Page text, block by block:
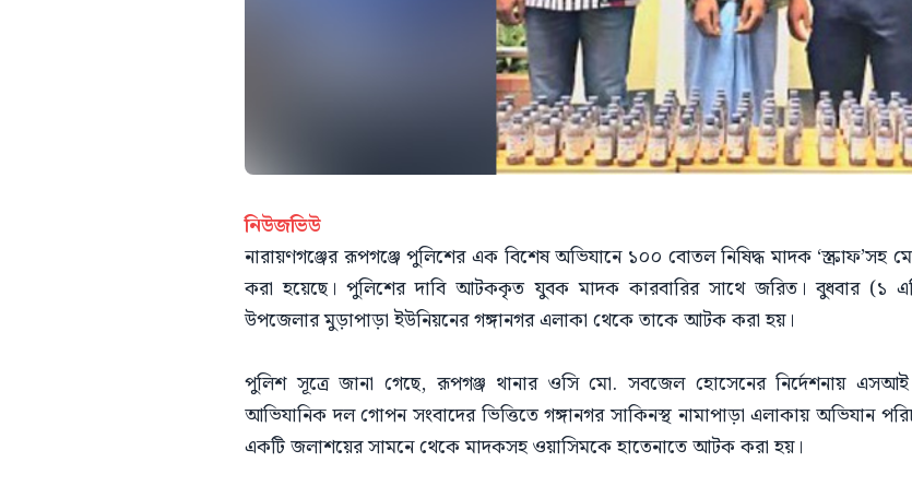
নিউজভিউ
নারায়ণগঞ্জের রূপগঞ্জে পুলিশের এক বিশেষ অভিযানে ১০০ বোতল নিষিদ্ধ মাদক
করা হয়েছে। পুলিশের দাবি আটককৃত যুবক মাদক কারবারির সাথে জরিত। বুধবার (১
উপজেলার মুড়াপাড়া ইউনিয়নের গঙ্গানগর এলাকা থেকে তাকে আটক করা হয়।
পুলিশ সূত্রে জানা গেছে, রূপগঞ্জ থানার ওসি মো. সবজেল হোসেনের নির্দেশনায়
আভিযানিক দল গোপন সংবাদের ভিত্তিতে গঙ্গানগর সাকিনস্থ নামাপাড়া এলাকায় অভিযান
একটি জলাশয়ের সামনে থেকে মাদকসহ ওয়াসিমকে হাতেনাতে আটক করা হয়।